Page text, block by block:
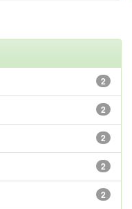
2
2
2
2
2